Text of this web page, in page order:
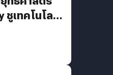
ชูเทคโนโลยี